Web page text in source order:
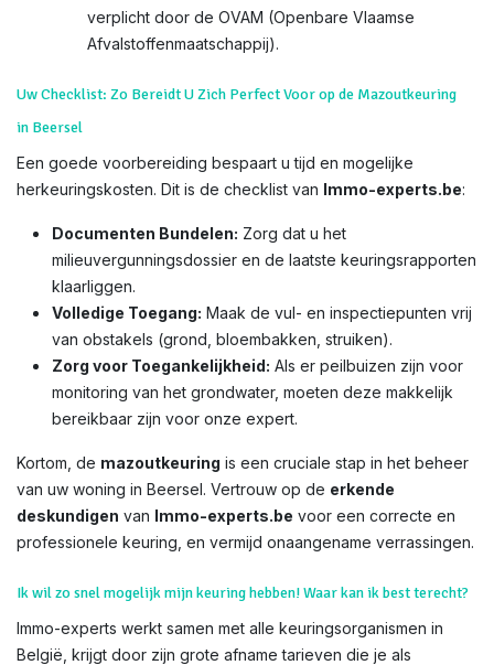
verplicht door de OVAM (Openbare Vlaamse
Afvalstoffenmaatschappij).
Uw Checklist: Zo Bereidt U Zich Perfect Voor op de Mazoutkeuring
in Beersel
Een goede voorbereiding bespaart u tijd en mogelijke
herkeuringskosten. Dit is de checklist van Immo-experts.be:
Documenten Bundelen: Zorg dat u het
milieuvergunningsdossier en de laatste keuringsrapporten
klaarliggen.
Volledige Toegang: Maak de vul- en inspectiepunten vrij
van obstakels (grond, bloembakken, struiken).
Zorg voor Toegankelijkheid: Als er peilbuizen zijn voor
monitoring van het grondwater, moeten deze makkelijk
bereikbaar zijn voor onze expert.
Kortom, de mazoutkeuring is een cruciale stap in het beheer
van uw woning in Beersel. Vertrouw op de erkende
deskundigen van Immo-experts.be voor een correcte en
professionele keuring, en vermijd onaangename verrassingen.
Ik wil zo snel mogelijk mijn keuring hebben! Waar kan ik best terecht?
Immo-experts werkt samen met alle keuringsorganismen in
België, krijgt door zijn grote afname tarieven die je als